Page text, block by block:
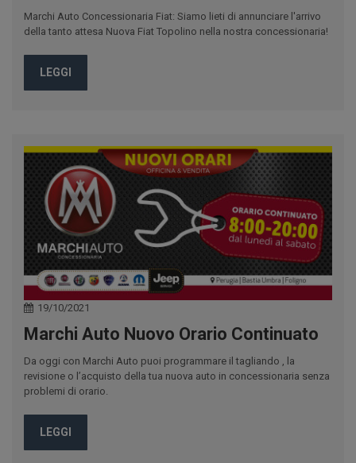
Marchi Auto Concessionaria Fiat: Siamo lieti di annunciare l'arrivo
della tanto attesa Nuova Fiat Topolino nella nostra concessionaria!
LEGGI
19/10/2021
Marchi Auto Nuovo Orario Continuato
Da oggi con Marchi Auto puoi programmare il tagliando , la
revisione o l’acquisto della tua nuova auto in concessionaria senza
problemi di orario.
LEGGI